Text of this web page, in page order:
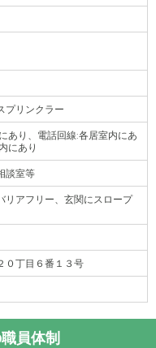
プリンクラー
あり、電話回線:各居室内にあ
にあり
談室等
リアフリー、玄関にスロープ
０丁目６番１３号
員体制